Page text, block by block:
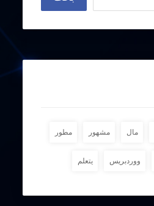
مال مشهور مطور
ووردبريس يتعلم